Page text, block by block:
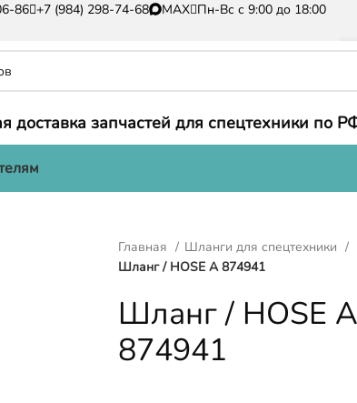
86 +7 (984) 298-74-68 MAX Пн-Вс с 9:00 до 18:00
доставка запчастей для спецтехники по
Главная
Шланги для спецтехники
Шланг / HOSE A 874941
Шланг / HOSE A
874941